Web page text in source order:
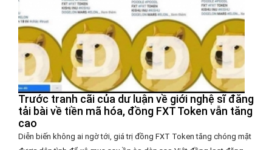
Trước tranh cãi của dư luận về giới nghệ sĩ đăng
tải bài về tiền mã hóa, đồng FXT Token vẫn tăng
cao
Diễn biến không ai ngờ tới, giá trị đồng FXT Token tăng chóng mặt